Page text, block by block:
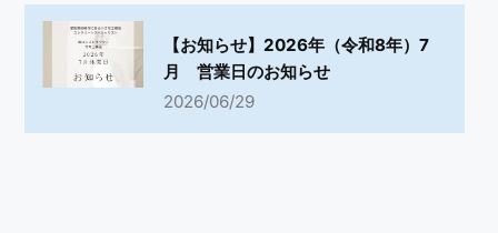
【お知らせ】2026年（令和8年）7
月 営業日のお知らせ
2026/06/29